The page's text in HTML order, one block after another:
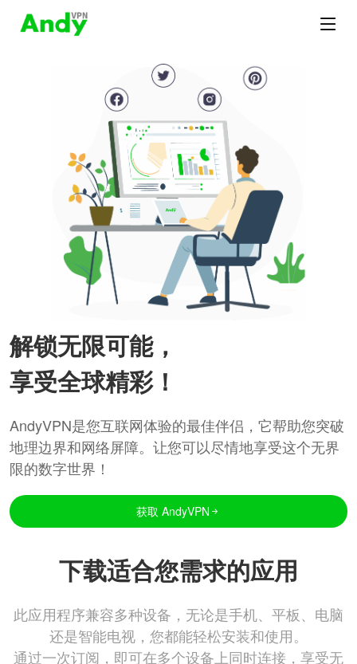
解锁无限可能，
享受全球精彩！
AndyVPN是您互联网体验的最佳伴侣，它帮助您突破
地理边界和网络屏障。让您可以尽情地享受这个无界
限的数字世界！
获取 AndyVPN
下载适合您需求的应用
此应用程序兼容多种设备，无论是手机、平板、电脑
还是智能电视，您都能轻松安装和使用。
通过一次订阅，即可在多个设备上同时连接，享受无